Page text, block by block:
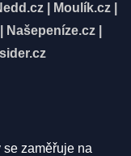
| Moulík.cz|
Našepeníze.cz
se zaměřuje na